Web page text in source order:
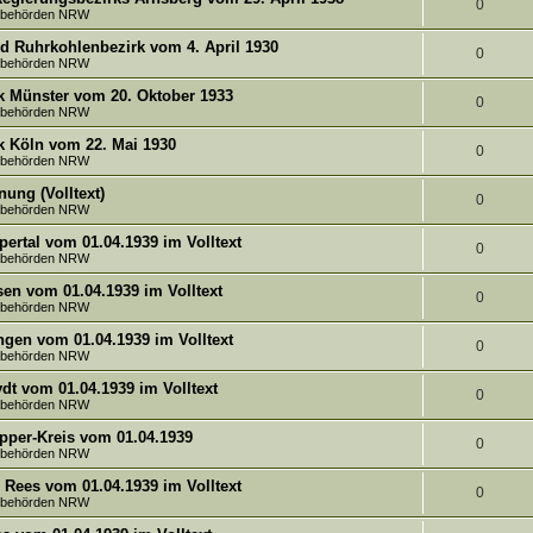
n
e
n
o
r
e
n
t
w
r
t
e
NRW
0A
n
w
o
r
e
n
Ruhrkohlenbezirk vom 4. April 1930
NRW
0A
n
w
o
r
e
n
vom 20. Oktober 1933
NRW
0A
n
w
o
r
e
n
vom 22. Mai 1930
NRW
0A
n
w
o
r
e
n
(Volltext)
NRW
0A
n
w
o
r
e
n
vom 01.04.1939 im Volltext
NRW
0A
n
w
o
r
e
n
vom 01.04.1939 im Volltext
NRW
0A
n
w
o
r
e
vom 01.04.1939 im Volltext
NRW
0A
n
w
o
r
vom 01.04.1939 im Volltext
NRW
0A
n
w
o
Kreis vom 01.04.1939
NRW
0A
n
vom 01.04.1939 im Volltext
NRW
0A
n